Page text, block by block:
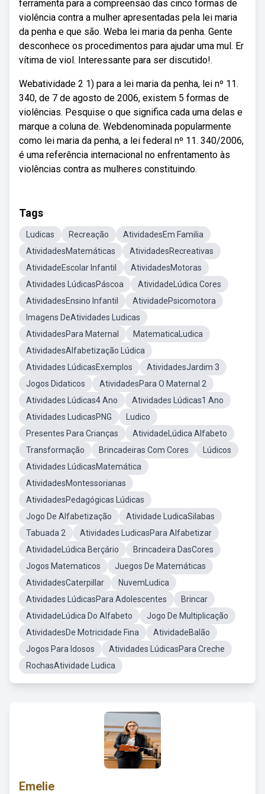
ferramenta para a compreensão das cinco formas de
violência contra a mulher apresentadas pela lei maria
da penha e que são. Weba lei maria da penha. Gente
desconhece os procedimentos para ajudar uma mul. Er
vítima de viol. Interessante para ser discutido!.
Webatividade 2 1) para a lei maria da penha, lei nº 11.
340, de 7 de agosto de 2006, existem 5 formas de
violências. Pesquise o que significa cada uma delas e
marque a coluna de. Webdenominada popularmente
como lei maria da penha, a lei federal nº 11. 340/2006,
é uma referência internacional no enfrentamento às
violências contra as mulheres constituindo.
Tags
Ludicas Recreação
AtividadesEm Familia
AtividadesMatemáticas
AtividadesRecreativas
AtividadeEscolar Infantil
AtividadesMotoras
Atividades LúdicasPáscoa
AtividadeLúdica Cores
AtividadesEnsino Infantil
AtividadePsicomotora
Imagens DeAtividades Ludicas
AtividadesPara Maternal
MatematicaLudica
AtividadesAlfabetização Lúdica
Atividades LúdicasExemplos
AtividadesJardim 3
Jogos Didaticos
AtividadesPara O Maternal 2
Atividades Lúdicas4 Ano
Atividades Lúdicas1 Ano
Atividades LudicasPNG
Ludico
Presentes Para Crianças
AtividadeLúdica Alfabeto
Transformação
Brincadeiras Com Cores
Lúdicos
Atividades LúdicasMatemática
AtividadesMontessorianas
AtividadesPedagógicas Lúdicas
Jogo De Alfabetização
Atividade LudicaSilabas
Tabuada 2
Atividades LudicasPara Alfabetizar
AtividadeLúdica Berçário
Brincadeira DasCores
Jogos Matematicos
Juegos De Matemáticas
AtividadesCaterpillar
NuvemLudica
Atividades LúdicasPara Adolescentes
Brincar
AtividadeLúdica Do Alfabeto
Jogo De Multiplicação
AtividadesDe Motricidade Fina
AtividadeBalão
Jogos Para Idosos
Atividades LúdicasPara Creche
RochasAtividade Ludica
Emelie